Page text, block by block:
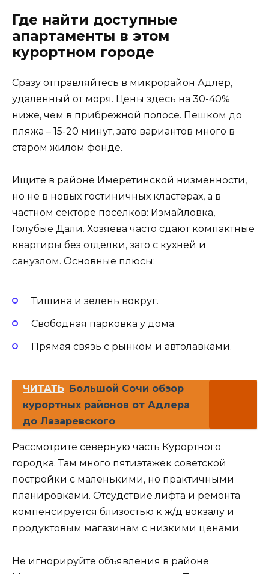
Где найти доступные
апартаменты в этом
курортном городе
Сразу отправляйтесь в микрорайон Адлер,
удаленный от моря. Цены здесь на 30-40%
ниже, чем в прибрежной полосе. Пешком до
пляжа – 15-20 минут, зато вариантов много в
старом жилом фонде.
Ищите в районе Имеретинской низменности,
но не в новых гостиничных кластерах, а в
частном секторе поселков: Измайловка,
Голубые Дали. Хозяева часто сдают компактные
квартиры без отделки, зато с кухней и
санузлом. Основные плюсы:
Тишина и зелень вокруг.
Свободная парковка у дома.
Прямая связь с рынком и автолавками.
ЧИТАТЬ Большой Сочи обзор
курортных районов от Адлера
до Лазаревского
Рассмотрите северную часть Курортного
городка. Там много пятиэтажек советской
постройки с маленькими, но практичными
планировками. Отсудствие лифта и ремонта
компенсируется близостью к ж/д вокзалу и
продуктовым магазинам с низкими ценами.
Не игнорируйте объявления в районе